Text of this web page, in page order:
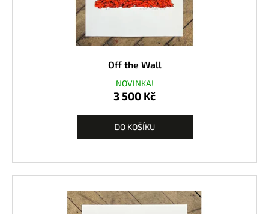
Off the Wall
NOVINKA!
3 500 Kč
DO KOŠÍKU